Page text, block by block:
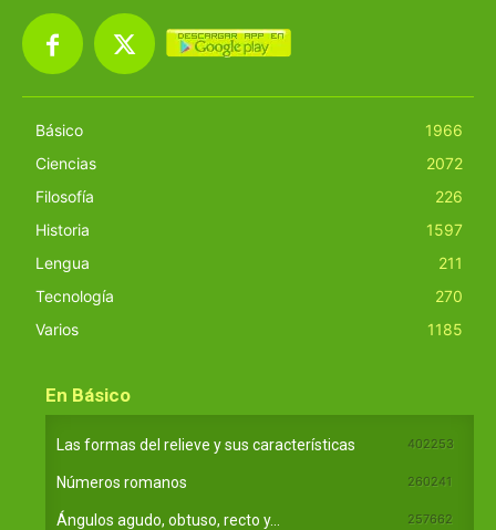
Básico
1966
Ciencias
2072
Filosofía
226
Historia
1597
Lengua
211
Tecnología
270
Varios
1185
En Básico
Las formas del relieve y sus características 402253
Números romanos 260241
Ángulos agudo, obtuso, recto y... 257662